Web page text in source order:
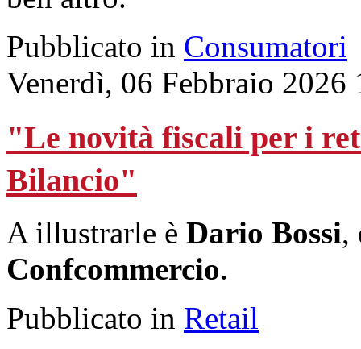
Pubblicato in Consumatori
Venerdì, 06 Febbraio 2026
"Le novità fiscali per i
Bilancio"
A illustrarle è Dario Bossi,
Confcommercio.
Pubblicato in Retail